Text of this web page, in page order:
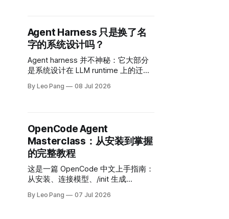
Agent Harness 只是换了名
字的系统设计吗？
Agent harness 并不神秘：它大部分
是系统设计在 LLM runtime 上的迁
和会退化的上下文窗口做工程。
By Leo Pang 08 Jul 2026
OpenCode Agent
Masterclass：从安装到掌握
的完整教程
这是一篇 OpenCode 中文上手指南：
从安装、连接模型、/init 生成
MCP、Skills、权限和日常编码工作
By Leo Pang 07 Jul 2026